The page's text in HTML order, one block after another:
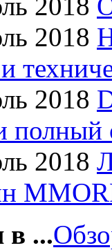
(4)
2018
2018
полный
2018
в ...